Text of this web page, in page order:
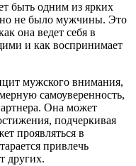
быть одним из ярких
не было мужчины. Это
она ведет себя в
и как воспринимает
мужского внимания,
самоуверенность,
Она может
подчеркивая
проявляться в
привлечь
других.